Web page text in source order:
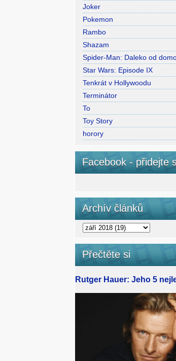
Joker
Pokemon
Rambo
Shazam
Spider-Man: Daleko od
Star Wars: Episode IX
Tenkrát v Hollywoodu
Terminátor
To
Toy Story
horory
Facebook - přidejte
Archív článků
Přečtěte si
Rutger Hauer: Jeho 5